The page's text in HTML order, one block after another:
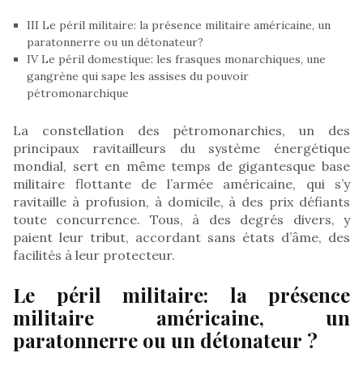
III Le péril militaire: la présence militaire américaine, un
paratonnerre ou un détonateur?
IV Le péril domestique: les frasques monarchiques, une
gangrène qui sape les assises du pouvoir
pétromonarchique
La constellation des pétromonarchies, un des
principaux ravitailleurs du système énergétique
mondial, sert en même temps de gigantesque base
militaire flottante de l’armée américaine, qui s’y
ravitaille à profusion, à domicile, à des prix défiants
toute concurrence. Tous, à des degrés divers, y
paient leur tribut, accordant sans états d’âme, des
facilités à leur protecteur.
Le péril militaire: la présence
militaire américaine, un
paratonnerre ou un détonateur ?